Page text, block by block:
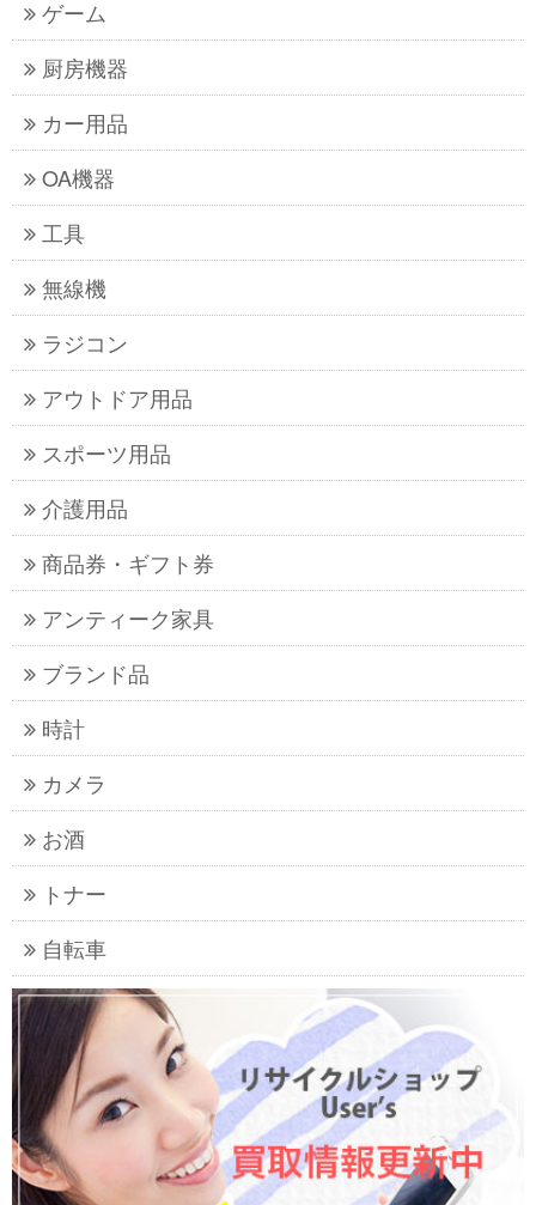
ゲーム
厨房機器
カー用品
OA機器
工具
無線機
ラジコン
アウトドア用品
スポーツ用品
介護用品
商品券・ギフト券
アンティーク家具
ブランド品
時計
カメラ
お酒
トナー
自転車